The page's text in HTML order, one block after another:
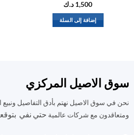
1,500د.ك
إضافة إلى السلة
الاصيل المركزي
سوق الاصيل نهتم بأدق التفاصيل ونبيع افضل
مع شركات عالميةحتي نفي بتوقعات